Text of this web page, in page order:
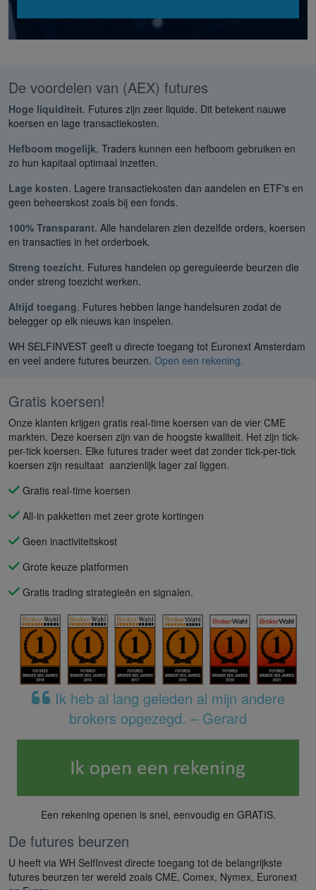
De voordelen van (AEX) futures
Hoge liquiditeit. Futures zijn zeer liquide. Dit betekent nauwe
koersen en lage transactiekosten.
Hefboom mogelijk. Traders kunnen een hefboom gebruiken en
zo hun kapitaal optimaal inzetten.
Lage kosten. Lagere transactiekosten dan aandelen en ETF's en
geen beheerskost zoals bij een fonds.
100% Transparant. Alle handelaren zien dezelfde orders, koersen
en transacties in het orderboek.
Streng toezicht. Futures handelen op gereguleerde beurzen die
onder streng toezicht werken.
Altijd toegang. Futures hebben lange handelsuren zodat de
belegger op elk nieuws kan inspelen.
WH SELFINVEST geeft u directe toegang tot Euronext Amsterdam
en veel andere futures beurzen. Open een rekening.
Gratis koersen!
Onze klanten krijgen gratis real-time koersen van de vier CME
markten. Deze koersen zijn van de hoogste kwaliteit. Het zijn tick-
per-tick koersen. Elke futures trader weet dat zonder tick-per-tick
koersen zijn resultaat aanzienlijk lager zal liggen.
Gratis real-time koersen
All-in pakketten met zeer grote kortingen
Geen inactiviteitskost
Grote keuze platformen
Gratis trading strategieën en signalen.
Ik heb al lang geleden al mijn andere
brokers opgezegd. – Gerard
Een rekening openen is snel, eenvoudig en GRATIS.
De futures beurzen
U heeft via WH SelfInvest directe toegang tot de belangrijkste
futures beurzen ter wereld zoals CME, Comex, Nymex, Euronext